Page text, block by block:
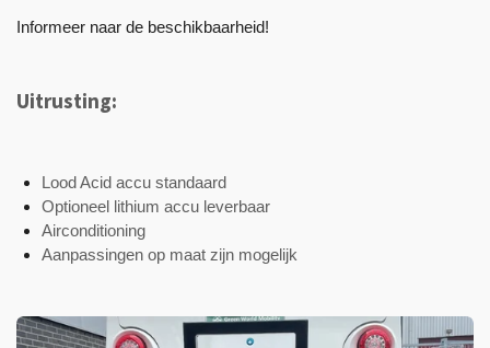
Informeer naar de beschikbaarheid!
Uitrusting:
Lood Acid accu standaard
Optioneel lithium accu leverbaar
Airconditioning
Aanpassingen op maat zijn mogelijk